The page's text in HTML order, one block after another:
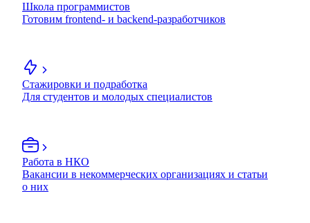
Школа программистов
Готовим frontend- и backend-разработчиков
Стажировки и подработка
Для студентов и молодых специалистов
Работа в НКО
Вакансии в некоммерческих организациях и статьи
о них